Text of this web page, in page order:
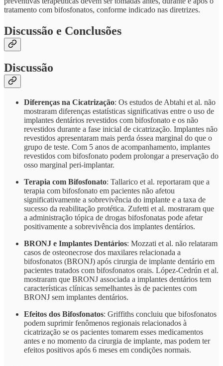
tratamento com bifosfonatos, conforme indicado nas diretrizes.
Discussão e Conclusões
Discussão
Diferenças na Cicatrização: Os estudos de Abtahi et al. não
mostraram diferenças estatísticas significativas entre o uso de
implantes dentários revestidos com bifosfonato e os não
revestidos durante a fase inicial de cicatrização. Implantes não
revestidos apresentaram mais perda óssea marginal do que o
grupo de teste. Com 5 anos de acompanhamento, implantes
revestidos com bifosfonato podem prolongar a preservação do
osso marginal peri-implantar.
Terapia com Bifosfonato: Tallarico et al. reportaram que a
terapia com bifosfonato em pacientes não afetou
significativamente a sobrevivência do implante e a taxa de
sucesso da reabilitação protética. Zufetti et al. mostraram que
a administração tópica de drogas bifosfonatas pode afetar
positivamente a sobrevivência dos implantes dentários.
BRONJ e Implantes Dentários: Mozzati et al. não relataram
casos de osteonecrose dos maxilares relacionada a
bifosfonatos (BRONJ) após cirurgia de implante dentário em
pacientes tratados com bifosfonatos orais. López-Cedrún et al.
mostraram que BRONJ associada a implantes dentários tem
características clínicas semelhantes às de pacientes com
BRONJ sem implantes dentários.
Efeitos dos Bifosfonatos: Griffiths concluiu que bifosfonatos
podem suprimir fenômenos regionais relacionados à
cicatrização se os pacientes tomarem esses medicamentos
antes e no momento da cirurgia de implante, mas podem ter
efeitos positivos após 6 meses em condições normais.